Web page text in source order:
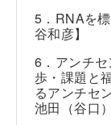
5．RNAを
谷和彦】
6．アンチ
歩・課題と
るアンチセ
池田（谷口